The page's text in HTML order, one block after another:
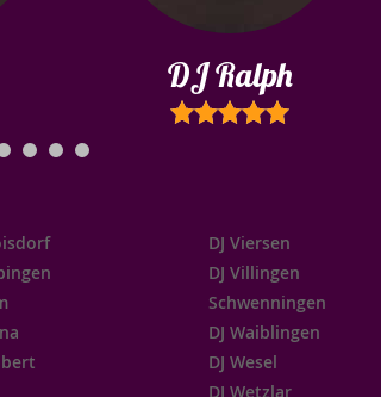
DJ Ralph
DJ Viersen
DJ Villingen
Schwenningen
DJ Waiblingen
DJ Wesel
DJ Wetzlar